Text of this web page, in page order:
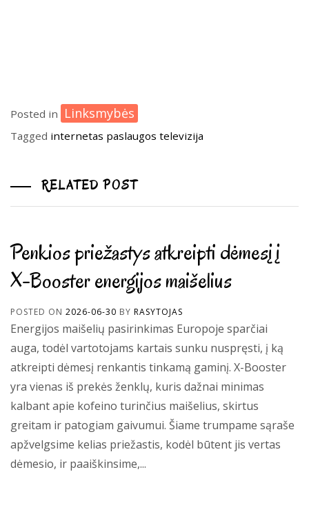
Posted in Linksmybės
Tagged internetas paslaugos televizija
RELATED POST
Penkios priežastys atkreipti dėmesį į
X-Booster energijos maišelius
POSTED ON 2026-06-30 BY RASYTOJAS
Energijos maišelių pasirinkimas Europoje sparčiai
auga, todėl vartotojams kartais sunku nuspręsti, į ką
atkreipti dėmesį renkantis tinkamą gaminį. X-Booster
yra vienas iš prekės ženklų, kuris dažnai minimas
kalbant apie kofeino turinčius maišelius, skirtus
greitam ir patogiam gaivumui. Šiame trumpame sąraše
apžvelgsime kelias priežastis, kodėl būtent jis vertas
dėmesio, ir paaiškinsime,...